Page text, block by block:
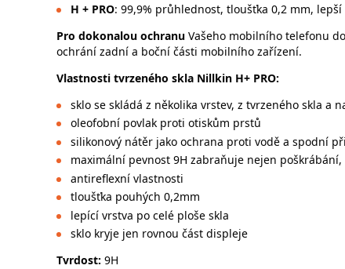
H + PRO: 99,9% průhlednost, tloušťka 0,2 mm,
Pro dokonalou ochranu Vašeho mobilního telefonu
ochrání zadní a boční části mobilního zařízení.
Vlastnosti tvrzeného skla Nillkin H+ PRO:
sklo se skládá z několika vrstev, z tvrzeného skla a
oleofobní povlak proti otiskům prstů
silikonový nátěr jako ochrana proti vodě a spodní
maximální pevnost 9H zabraňuje nejen
antireflexní vlastnosti
tloušťka pouhých 0,2mm
lepící vrstva po celé ploše skla
sklo kryje jen rovnou část displeje
Tvrdost: 9H